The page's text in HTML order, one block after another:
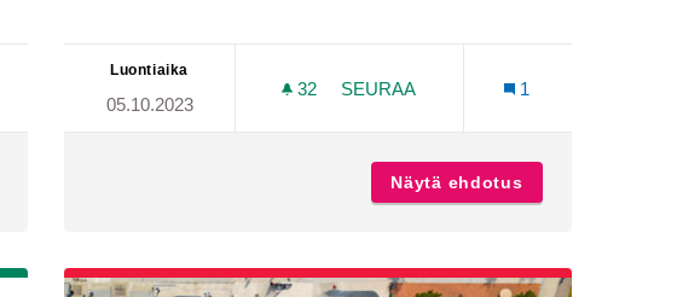
LIUKUMÄKI
Luontiaika
05.10.2023
32 32 SEURAAJAA
SEURAA
1
Näytä ehdotus